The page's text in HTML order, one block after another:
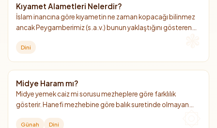
Kıyamet Alametleri Nelerdir?
İslam inancına göre kıyametin ne zaman kopacağı bilinmez
ancak Peygamberimiz (s.a.v.) bunun yaklaştığını gösteren
alametleri.
Dini
Midye Haram mı?
Midye yemek caiz mi sorusu mezheplere göre farklılık
gösterir. Hanefi mezhebine göre balık suretinde olmayan
değildir, diğer mezheplere göre ise helaldir.
Günah Dini